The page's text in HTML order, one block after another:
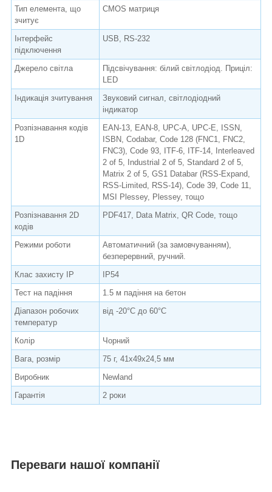
Тип елемента, що
зчитує
CMOS матриця
Інтерфейс
підключення
USB, RS-232
Джерело світла
Підсвічування: білий світлодіод. Приціл:
LED
Індикація зчитування
Звуковий сигнал, світлодіодний
індикатор
Розпізнавання кодів
1D
EAN-13, EAN-8, UPC-A, UPC-E, ISSN,
ISBN, Codabar, Code 128 (FNC1, FNC2,
FNC3), Code 93, ITF-6, ITF-14, Interleaved
2 of 5, Industrial 2 of 5, Standard 2 of 5,
Matrix 2 of 5, GS1 Databar (RSS-Expand,
RSS-Limited, RSS-14), Code 39, Code 11,
MSI Plessey, Plessey, тощо
Розпізнавання 2D
кодів
PDF417, Data Matrix, QR Code, тощо
Режими роботи
Автоматичний (за замовчуванням),
безперервний, ручний.
Клас захисту IP
IP54
Тест на падіння
1.5 м падіння на бетон
Діапазон робочих
температур
від -20°С до 60°С
Колір
Чорний
Вага, розмір
75 г, 41х49х24,5 мм
Виробник
Newland
Гарантія
2 роки
Переваги нашої компанії